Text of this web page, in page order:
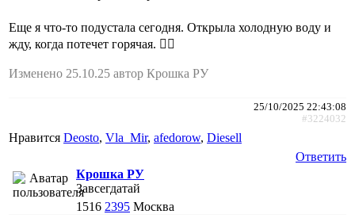
Еще я что-то подустала сегодня. Открыла холодную воду и
жду, когда потечет горячая. 🤦‍♀️
Изменено 25.10.25 автор Крошка РУ
25/10/2025 22:43:08
#3224032
Нравится Deosto, Vla_Mir, afedorow, Diesell
Ответить
Крошка РУ
Завсегдатай
1516 2395 Москва